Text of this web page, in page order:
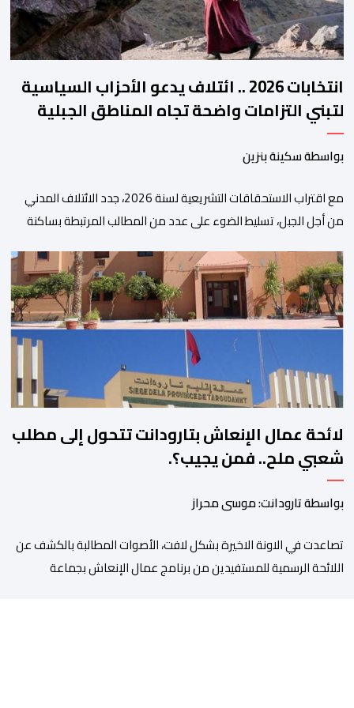
انتخابات 2026 .. ائتلاف يدعو الأحزاب السياسية
لتبني التزامات واضحة تجاه المناطق الجبلية
بواسطة سكينة بنزين
مع اقتراب الاستحقاقات التشريعية لسنة 2026، جدد الائتلاف المدني
من أجل الجبل، تسليط الضوء على عدد من المطالب المرتبطة بساكنة
فيها الأحزاب السياسية، إلى ادراج 10 التزامات ضمن برامجها الانتخابية
المنتظرة، في إطار تعاقد سياسي مع المناطق الجبلية والانتقال من
الوعود الانتخابية إلى التزامات عملية […]
لائحة عمال الإنعاش بتارودانت تتحول إلى مطلب
شعبي ملح.. فمن يجيب؟.
بواسطة تارودانت: موسى محراز
تصاعدت في الاونة الاخيرة بشكل لافت، الأصوات المطالبة بالكشف عن
اللائحة الرسمية للمستفيدين من برنامج عمال الإنعاش بجماعة